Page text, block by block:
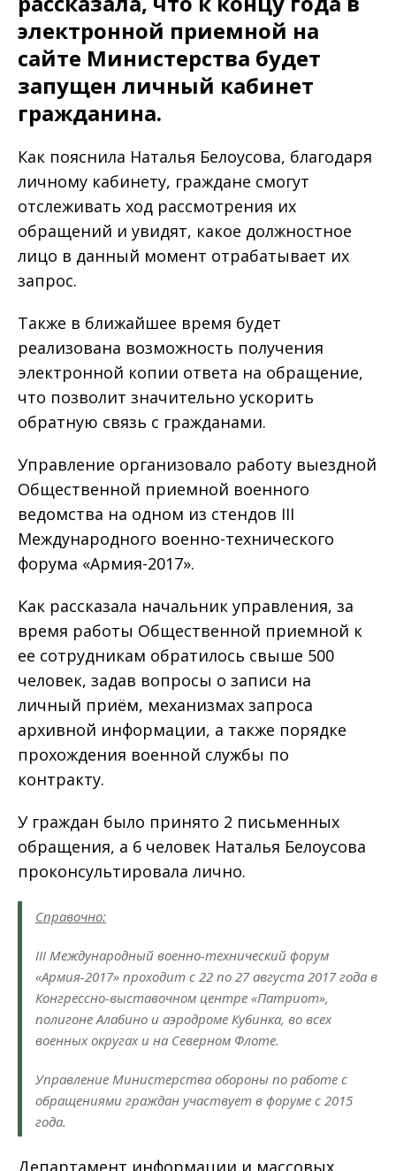
электронной приемной на
сайте Министерства будет
запущен личный кабинет
гражданина.
Как пояснила Наталья Белоусова, благодаря
личному кабинету, граждане смогут
отслеживать ход рассмотрения их
обращений и увидят, какое должностное
лицо в данный момент отрабатывает их
запрос.
Также в ближайшее время будет
реализована возможность получения
электронной копии ответа на обращение,
что позволит значительно ускорить
обратную связь с гражданами.
Управление организовало работу выездной
Общественной приемной военного
ведомства на одном из стендов III
Международного военно-технического
форума «Армия-2017».
Как рассказала начальник управления, за
время работы Общественной приемной к
ее сотрудникам обратилось свыше 500
человек, задав вопросы о записи на
личный приём, механизмах запроса
архивной информации, а также порядке
прохождения военной службы по
контракту.
У граждан было принято 2 письменных
обращения, а 6 человек Наталья Белоусова
проконсультировала лично.
Справочно:
III Международный военно-технический форум
«Армия-2017» проходит с 22 по 27 августа 2017 года в
Конгрессно-выставочном центре «Патриот»,
полигоне Алабино и аэродроме Кубинка, во всех
военных округах и на Северном Флоте.
Управление Министерства обороны по работе с
обращениями граждан участвует в форуме с 2015
года.
Департамент информации и массовых